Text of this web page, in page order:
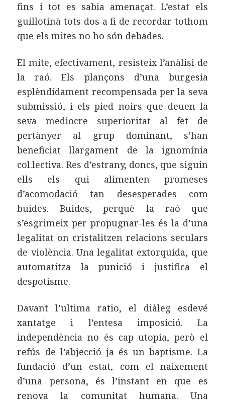
fins i tot es sabia amenaçat. L’estat els
guillotinà tots dos a fi de recordar tothom
que els mites no ho són debades.
El mite, efectivament, resisteix l’anàlisi de
la raó. Els plançons d’una burgesia
esplèndidament recompensada per la seva
submissió, i els pied noirs que deuen la
seva mediocre superioritat al fet de
pertànyer al grup dominant, s’han
beneficiat llargament de la ignomínia
col.lectiva. Res d’estrany, doncs, que siguin
ells els qui alimenten promeses
d’acomodació tan desesperades com
buides. Buides, perquè la raó que
s’esgrimeix per propugnar-les és la d’una
legalitat on cristalitzen relacions seculars
de violència. Una legalitat extorquida, que
automatitza la punició i justifica el
despotisme.
Davant l’ultima ratio, el diàleg esdevé
xantatge i l’entesa imposició. La
independència no és cap utopia, però el
refús de l’abjecció ja és un baptisme. La
fundació d’un estat, com el naixement
d’una persona, és l’instant en que es
renova la comunitat humana. Una